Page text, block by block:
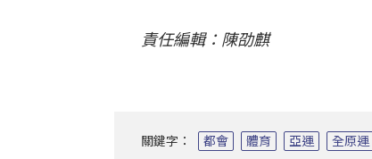
責任編輯：陳劭麒
關鍵字： 都會 體育 亞運 全原運